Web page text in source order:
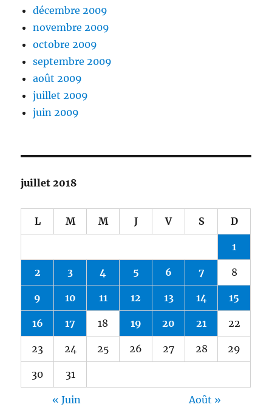
décembre 2009
novembre 2009
octobre 2009
septembre 2009
août 2009
juillet 2009
juin 2009
juillet 2018
L M M J V S D
1
2 3 4 5 6 7 8
9 10 11 12 13 14 15
16 17 18 19 20 21 22
23 24 25 26 27 28 29
30 31
« Juin Août »